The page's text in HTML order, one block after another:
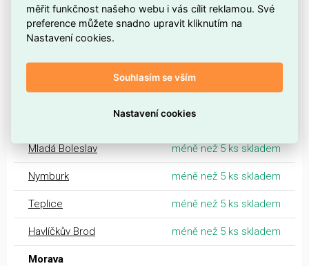
Praha - Kunratice méně než 5 ks skladem
Praha - Sedlec
Praha - Libeň více než 5 ks skladem
Praha - Strašnice více než 5 ks skladem
Mladá Boleslav méně než 5 ks skladem
Nymburk méně než 5 ks skladem
Teplice méně než 5 ks skladem
Havlíčkův Brod méně než 5 ks skladem
Morava
měřit funkčnost našeho webu i vás cílit reklamou. Své
preference můžete snadno upravit kliknutím na
Nastavení cookies.
Souhlasím se vším
Nastavení cookies